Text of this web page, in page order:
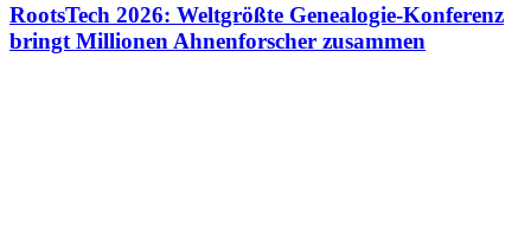
RootsTech 2026: Weltgrößte Genealogie-Konferenz
bringt Millionen Ahnenforscher zusammen